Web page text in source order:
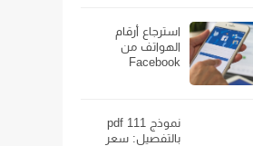
استرجاع أرقام
الهواتف من
Facebook
نموذج 111 pdf
بالتفصيل: سعر